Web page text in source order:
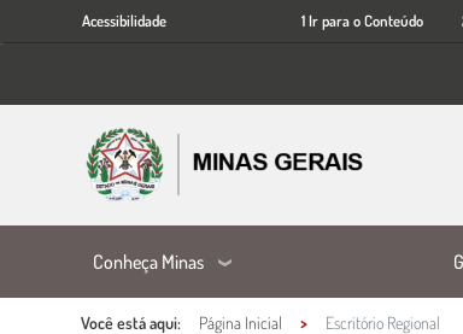
para
conteúdo
Acessibilidade
Acessibilidade 1 Ir para o Conteúdo
Conheça Minas
Você está aqui: Página Inicial Escritório Regional